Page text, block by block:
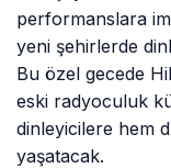
performanslara
yeni şehirlerde
Bu özel gecede
eski radyoculuk
dinleyicilere hem
yaşatacak.